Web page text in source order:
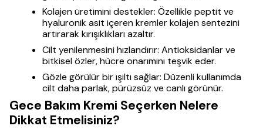
Kolajen üretimini destekler: Özellikle peptit ve
hyaluronik asit içeren kremler kolajen sentezini
artırarak kırışıklıkları azaltır.
Cilt yenilenmesini hızlandırır: Antioksidanlar ve
bitkisel özler, hücre onarımını teşvik eder.
Gözle görülür bir ışıltı sağlar: Düzenli kullanımda
cilt daha parlak, pürüzsüz ve canlı görünür.
Gece Bakım Kremi Seçerken Nelere
Dikkat Etmelisiniz?